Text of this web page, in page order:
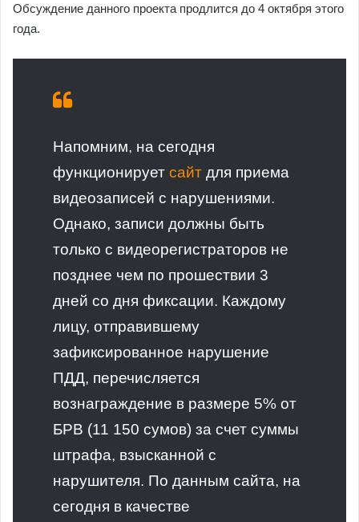
Обсуждение данного проекта продлится до 4 октября этого
года.
Напомним, на сегодня
функционирует сайт для приема
видеозаписей с нарушениями.
Однако, записи должны быть
только с видеорегистраторов не
позднее чем по прошествии 3
дней со дня фиксации. Каждому
лицу, отправившему
зафиксированное нарушение
ПДД, перечисляется
вознаграждение в размере 5% от
БРВ (11 150 сумов) за счет суммы
штрафа, взысканной с
нарушителя. По данным сайта, на
сегодня в качестве